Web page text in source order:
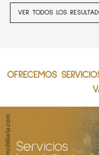
VER TODOS LOS
OFRECEMOS